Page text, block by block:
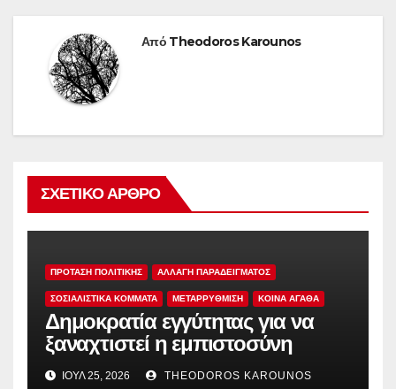
Από Theodoros Karounos
ΣΧΕΤΙΚΌ ΆΡΘΡΟ
ΠΡΟΤΑΣΗ ΠΟΛΙΤΙΚΗΣ ΑΛΛΑΓΗ ΠΑΡΑΔΕΙΓΜΑΤΟΣ
ΣΟΣΙΑΛΙΣΤΙΚΆ ΚΌΜΜΑΤΑ ΜΕΤΑΡΡΥΘΜΙΣΗ ΚΟΙΝΑ ΑΓΑΘΑ
Δημοκρατία εγγύτητας για να
ξαναχτιστεί η εμπιστοσύνη
ΙΟΎΛ 25, 2026 THEODOROS KAROUNOS